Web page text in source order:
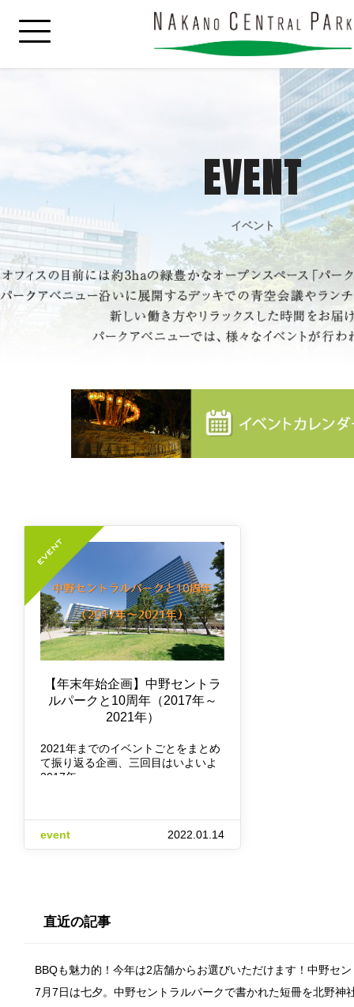
EVENT
イベント
【年末年始企画】中野セントラ
ルパークと10周年（2017年～
2021年）
2021年までのイベントごとをまとめ
て振り返る企画、三回目はいよいよ
2017年～…
event 2022.01.14
直近の記事
BBQも魅力的！今年は2店舗からお選びいただけます！中野セ
7月7日は七夕。中野セントラルパークで書かれた短冊を北野神